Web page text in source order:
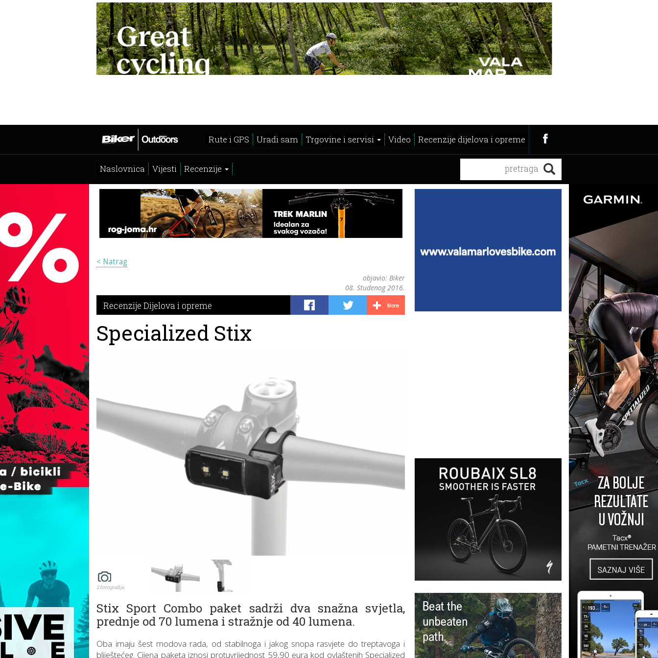
Rute i GPS Uradi sam Trgovine i servisi Video Recenzije dijelova i opreme
Naslovnica Vijesti Recenzije
< Natrag
objavio: Biker
08. Studenog 2016.
Recenzije Dijelova i opreme
Specialized Stix
2 fotografija
Stix Sport Combo paket sadrži dva snažna svjetla,
prednje od 70 lumena i stražnje od 40 lumena.
Oba imaju šest modova rada, od stabilnoga i jakog snopa rasvjete do treptavoga i
bliještećeg. Cijena paketa iznosi protuvrijednost 59,90 eura kod ovlaštenih Specialized